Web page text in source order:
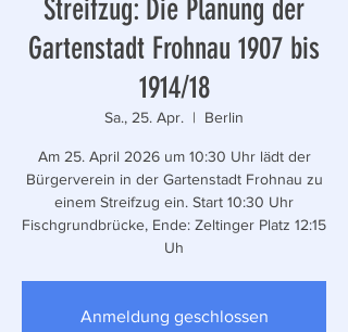
Streifzug: Die Planung der
Gartenstadt Frohnau 1907 bis
1914/18
Sa., 25. Apr.
  |
Berlin
Am 25. April 2026 um 10:30 Uhr lädt der
Bürgerverein in der Gartenstadt Frohnau zu
einem Streifzug ein. Start 10:30 Uhr
Fischgrundbrücke, Ende: Zeltinger Platz 12:15
Uh
Anmeldung geschlossen